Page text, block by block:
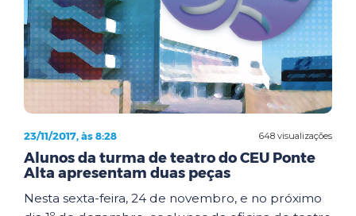
648 visualizações
23/11/2017, às 8:28
Alunos da turma de teatro do CEU Ponte
Alta apresentam duas peças
Nesta sexta-feira, 24 de novembro, e no próximo